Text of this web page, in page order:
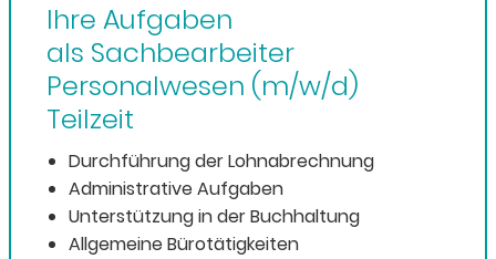
Ihre Aufgaben
als Sachbearbeiter
Personalwesen (m/w/d)
Teilzeit
Durchführung der Lohnabrechnung
Administrative Aufgaben
Unterstützung in der Buchhaltung
Allgemeine Bürotätigkeiten